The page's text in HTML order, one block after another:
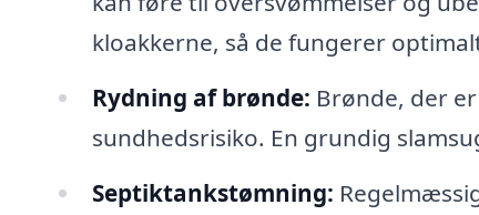
kloakkerne, så de fungerer
Rydning af brønde: Brønde, der
sundhedsrisiko. En grundig
Septiktankstømning: